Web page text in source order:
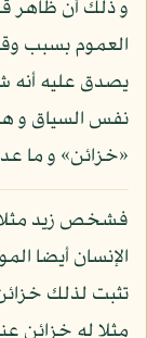
و ذلك أن ظاهر
العموم بسبب
يصدق عليه أنه
نفس السياق و
«خزائن» و ما
فشخص زيد مثلا
الإنسان أيضا
تثبت لذلك
مثلا له خزائن